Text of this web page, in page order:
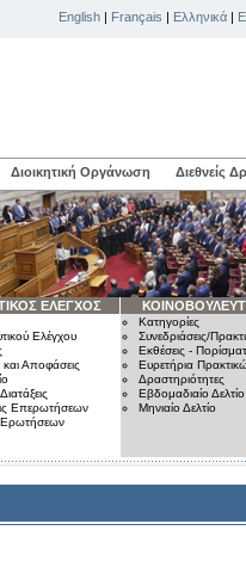
English | Français | Ελληνικά |
Διοικητική Οργάνωση Διεθνείς
ΕΛΕΓΧΟΣ
Ελέγχου
και Αποφάσεις
Επερωτήσεων
Ερωτήσεων
Κατηγορίες
Συνεδριάσεις/
Εκθέσεις -
Ευρετήρια
Δραστηριότητες
Εβδομαδιαίο Δελτίο
Μηνιαίο Δελτίο